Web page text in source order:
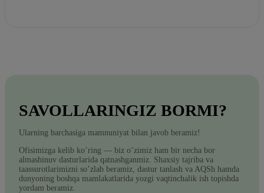
SAVOLLARINGIZ BORMI?
Ularning barchasiga mamnuniyat bilan javob beramiz!
Ofisimizga kelib ko’ring — biz o’zimiz ham bir necha bor
almashinuv dasturlarida qatnashganmiz. Shaxsiy tajriba va
taassurotlarimizni so’zlab beramiz, dastur tanlash va AQSh hamda
dunyoning boshqa mamlakatlarida yozgi vaqtinchalik ish topishda
yordam beramiz.